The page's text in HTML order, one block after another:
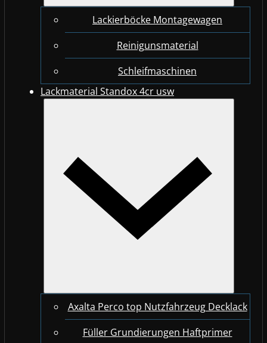
Lackierböcke Montagewagen
Reinigunsmaterial
Schleifmaschinen
Lackmaterial Standox 4cr usw
Axalta Perco top Nutzfahrzeug Decklack
Füller Grundierungen Haftprimer